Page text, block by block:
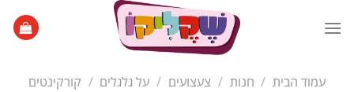
עמוד הבית / חנות / צעצועים / על גלגלים / קורקינטים